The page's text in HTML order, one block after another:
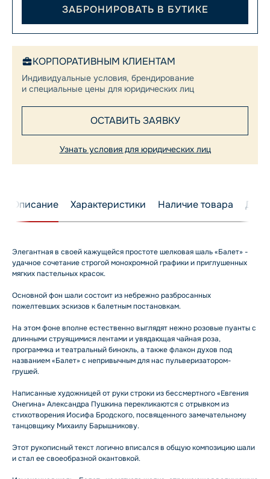
ЗАБРОНИРОВАТЬ В БУТИКЕ
КОРПОРАТИВНЫМ КЛИЕНТАМ
Индивидуальные условия, брендирование
и специальные цены для юридических лиц
ОСТАВИТЬ ЗАЯВКУ
Узнать условия для юридических лиц
Описание Характеристики Наличие товара
Элегантная в своей кажущейся простоте шелковая шаль «Балет» -
удачное сочетание строгой монохромной графики и приглушенных
мягких пастельных красок.
Основной фон шали состоит из небрежно разбросанных
пожелтевших эскизов к балетным постановкам.
На этом фоне вполне естественно выглядят нежно розовые пуанты с
длинными струящимися лентами и увядающая чайная роза,
программка и театральный бинокль, а также флакон духов под
названием «Балет» с непривычным для нас пульверизатором-
грушей.
Написанные художницей от руки строки из бессмертного «Евгения
Онегина» Александра Пушкина перекликаются с отрывком из
стихотворения Иосифа Бродского, посвященного замечательному
танцовщику Михаилу Барышникову.
Этот рукописный текст логично вписался в общую композицию шали
и стал ее своеобразной окантовкой.